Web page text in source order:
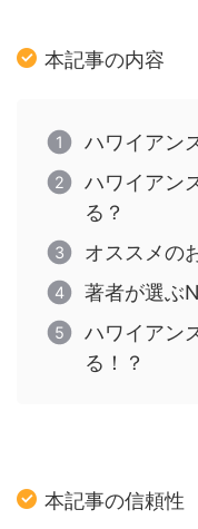
本記事の内容
ハワイアン
ハワイアン
る？
オススメの
著者が選ぶ
ハワイアン
る！？
本記事の信頼性